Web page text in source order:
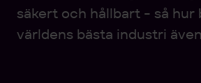
säkert och hållbart - så hur
världens bästa industri